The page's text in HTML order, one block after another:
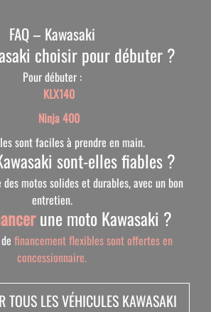
FAQ – Kawasaki
choisir pour débuter ?
Pour débuter :
KLX140
Ninja 400
sont faciles à prendre en main.
sont-elles fiables ?
motos solides et durables, avec un bon
entretien.
une moto Kawasaki ?
financement flexibles sont offertes en
concessionnaire.
TOUS LES VÉHICULES KAWASAKI